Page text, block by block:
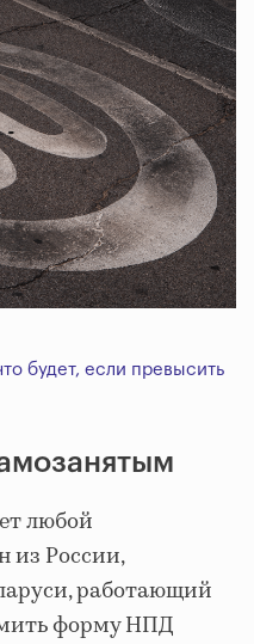
будет, если превысить
любой
из России,
работающий
форму НПД